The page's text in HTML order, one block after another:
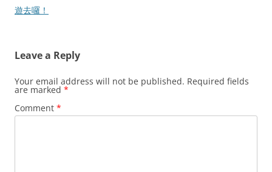
遊去囉！
Leave a Reply
Your email address will not be published. Required fields
are marked *
Comment *